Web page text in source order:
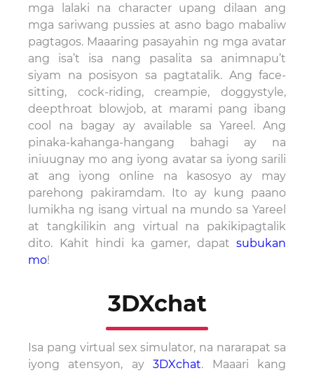
mga lalaki na character upang dilaan ang
mga sariwang pussies at asno bago mabaliw
pagtagos. Maaaring pasayahin ng mga avatar
ang isa’t isa nang pasalita sa animnapu’t
siyam na posisyon sa pagtatalik. Ang face-
sitting, cock-riding, creampie, doggystyle,
deepthroat blowjob, at marami pang ibang
cool na bagay ay available sa Yareel. Ang
pinaka-kahanga-hangang bahagi ay na
iniuugnay mo ang iyong avatar sa iyong sarili
at ang iyong online na kasosyo ay may
parehong pakiramdam. Ito ay kung paano
lumikha ng isang virtual na mundo sa Yareel
at tangkilikin ang virtual na pakikipagtalik
dito. Kahit hindi ka gamer, dapat subukan
mo!
3DXchat
Isa pang virtual sex simulator, na nararapat sa
iyong atensyon, ay3DXchat. Maaari kang